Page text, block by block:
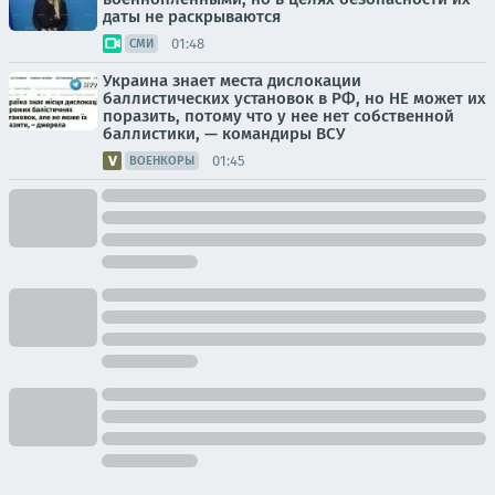
даты не раскрываются
СМИ 01:48
Украина знает места дислокации
баллистических установок в РФ, но НЕ может их
поразить, потому что у нее нет собственной
баллистики, — командиры ВСУ
ВОЕНКОРЫ 01:45